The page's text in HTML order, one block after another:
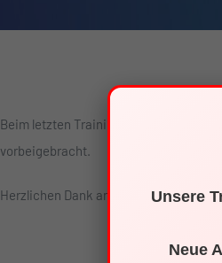
Unsere
Neue
Beim letzten Training konnten sich
vorbeigebracht.
Herzlichen Dank an Jörg Holzbach